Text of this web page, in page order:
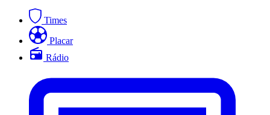
Times
Placar
Rádio